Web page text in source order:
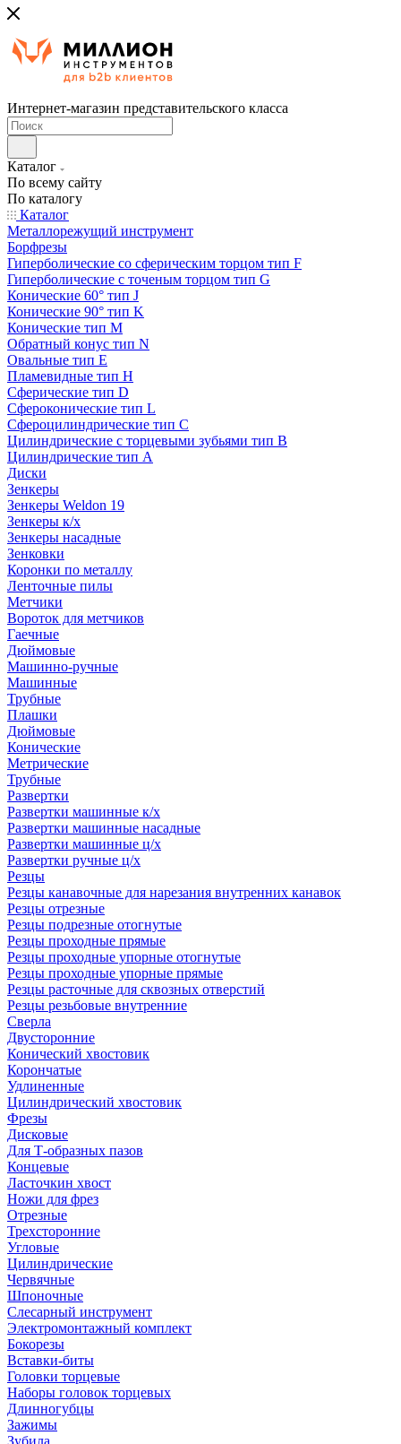
Интернет-магазин представительского класса
Каталог
По всему сайту
По каталогу
Каталог
Металлорежущий инструмент
Борфрезы
Гиперболические cо сферическим торцом тип F
Гиперболические с точеным торцом тип G
Конические 60° тип J
Конические 90° тип K
Конические тип M
Обратный конус тип N
Овальные тип E
Пламевидные тип H
Сферические тип D
Сфероконические тип L
Сфероцилиндрические тип C
Цилиндрические с торцевыми зубьями тип B
Цилиндрические тип А
Диски
Зенкеры
Зенкеры Weldon 19
Зенкеры к/х
Зенкеры насадные
Зенковки
Коронки по металлу
Ленточные пилы
Метчики
Вороток для метчиков
Гаечные
Дюймовые
Машинно-ручные
Машинные
Трубные
Плашки
Дюймовые
Конические
Метрические
Трубные
Развертки
Развертки машинные к/х
Развертки машинные насадные
Развертки машинные ц/х
Развертки ручные ц/х
Резцы
Резцы канавочные для нарезания внутренних канавок
Резцы отрезные
Резцы подрезные отогнутые
Резцы проходные прямые
Резцы проходные упорные отогнутые
Резцы проходные упорные прямые
Резцы расточные для сквозных отверстий
Резцы резьбовые внутренние
Сверла
Двусторонние
Конический хвостовик
Корончатые
Удлиненные
Цилиндрический хвостовик
Фрезы
Дисковые
Для Т-образных пазов
Концевые
Ласточкин хвост
Ножи для фрез
Отрезные
Трехсторонние
Угловые
Цилиндрические
Червячные
Шпоночные
Слесарный инструмент
Электромонтажный комплект
Бокорезы
Вставки-биты
Головки торцевые
Наборы головок торцевых
Длинногубцы
Зажимы
Зубила